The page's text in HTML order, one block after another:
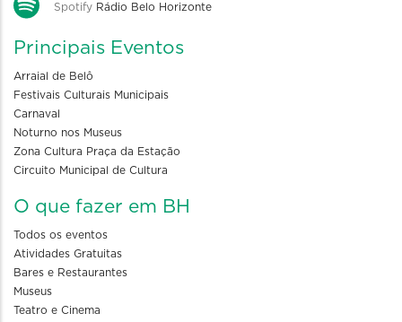
Spotify Rádio Belo Horizonte
Principais Eventos
Arraial de Belô
Festivais Culturais Municipais
Carnaval
Noturno nos Museus
Zona Cultura Praça da Estação
Circuito Municipal de Cultura
O que fazer em BH
Todos os eventos
Atividades Gratuitas
Bares e Restaurantes
Museus
Teatro e Cinema